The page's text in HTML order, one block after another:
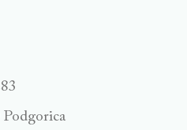
Podgorica